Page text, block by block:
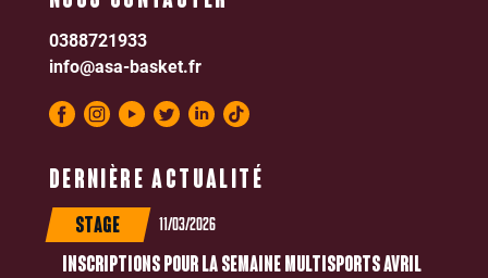
DERNIÈRE ACTUALITÉ
STAGE 11/03/2026
INSCRIPTIONS POUR LA SEMAINE MULTISPORTS AVRIL
0388721933
info@asa-basket.fr